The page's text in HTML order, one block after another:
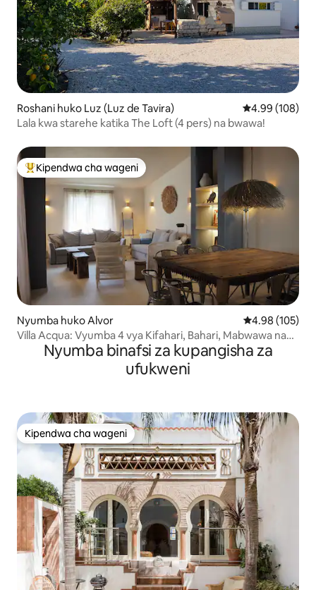
Roshani huko Luz (Luz de Tavira) Ukadiriaji wa
4.99 (108)
Lala kwa starehe katika The Loft (4 pers) na bwawa!
Kipendwa maarufu cha wageni
Kipendwa cha wageni
Nyumba huko Alvor Ukadiriaji wa
4.98 (105)
Villa Acqua: Vyumba 4 vya Kifahari, Bahari, Mabwawa na
Nyumba binafsi za kupangisha za
ufukweni
Kipendwa cha wageni
Kipendwa cha wageni